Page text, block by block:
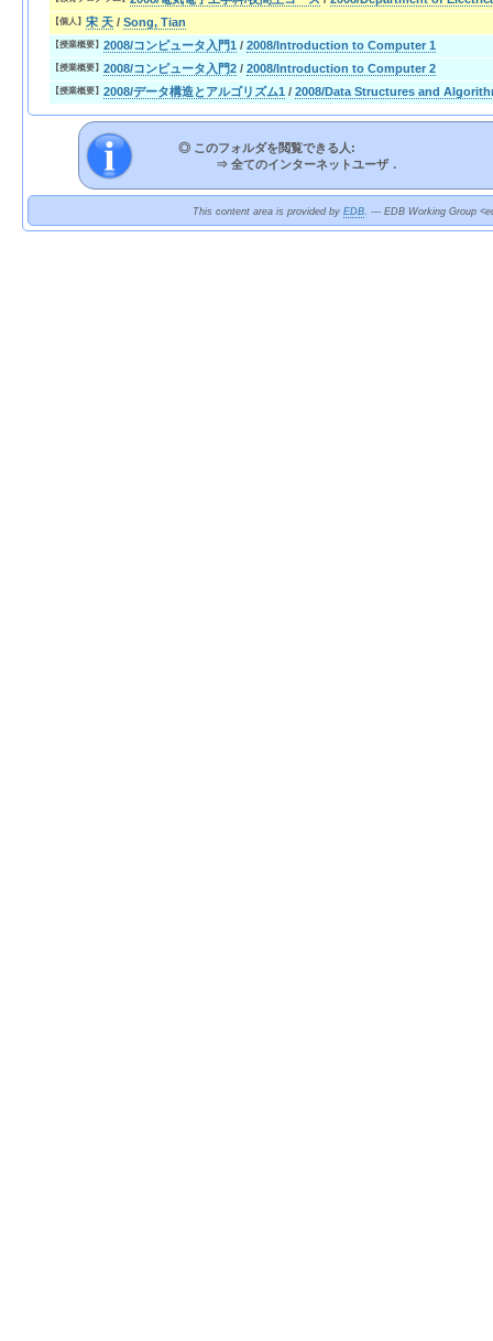
【個人】 宋 天 / Song, Tian
【授業概要】 2008/コンピュータ入門1 / 2008/Introduction to Computer 1
【授業概要】 2008/コンピュータ入門2 / 2008/Introduction to Computer 2
【授業概要】 2008/データ構造とアルゴリズム1 / 2008/Data Structures and
◎ このフォルダを閲覧できる人:
⇒ 全てのインターネットユーザ．
This content area is provided by EDB. --- EDB Working Group